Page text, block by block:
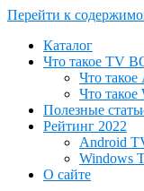
Перейти к
Каталог
Что такое TV
Что
Что
Полезные
Рейтинг 2022
Android
Windows
О сайте